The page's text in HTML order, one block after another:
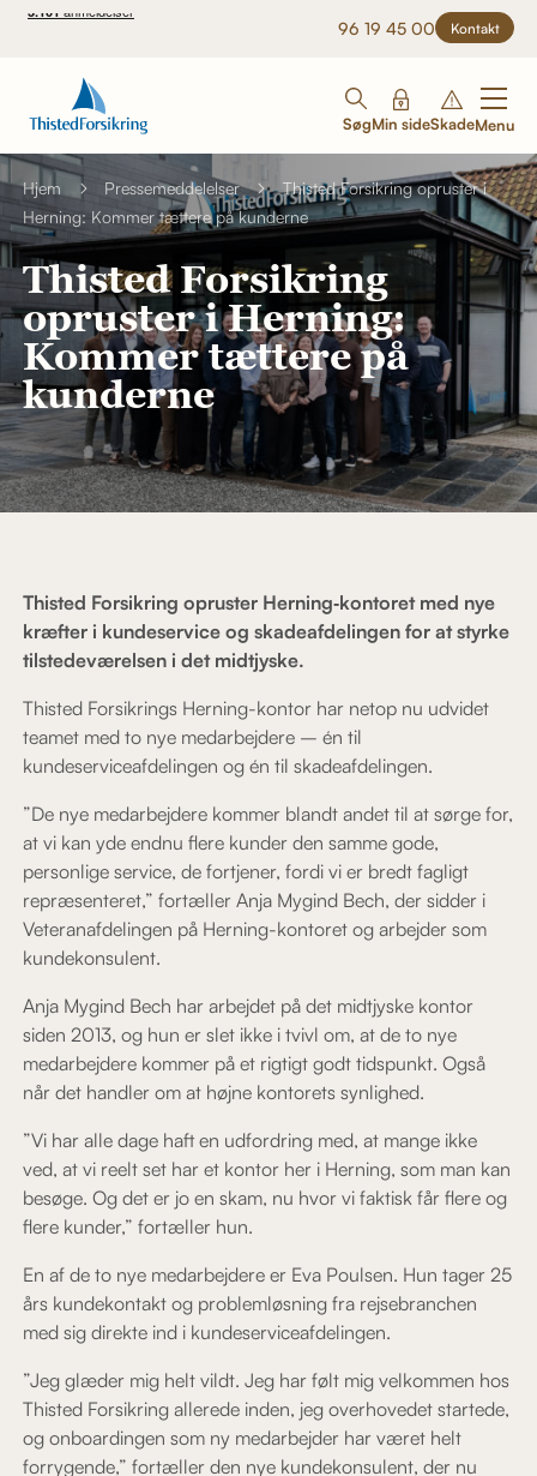
96 19 45 00 Kontakt
SøgMin sideSkadeMenu
Hjem Pressemeddelelser
Thisted Forsikring opruster i
Herning: Kommer tættere på kunderne
Thisted Forsikring
opruster i Herning:
Kommer tættere på
kunderne
Thisted Forsikring opruster Herning‑kontoret med nye
kræfter i kundeservice og skadeafdelingen for at styrke
tilstedeværelsen i det midtjyske.
Thisted Forsikrings Herning-kontor har netop nu udvidet
teamet med to nye medarbejdere – én til
kundeserviceafdelingen og én til skadeafdelingen.
”De nye medarbejdere kommer blandt andet til at sørge for,
at vi kan yde endnu flere kunder den samme gode,
personlige service, de fortjener, fordi vi er bredt fagligt
repræsenteret,” fortæller Anja Mygind Bech, der sidder i
Veteranafdelingen på Herning-kontoret og arbejder som
kundekonsulent.
Anja Mygind Bech har arbejdet på det midtjyske kontor
siden 2013, og hun er slet ikke i tvivl om, at de to nye
medarbejdere kommer på et rigtigt godt tidspunkt. Også
når det handler om at højne kontorets synlighed.
”Vi har alle dage haft en udfordring med, at mange ikke
ved, at vi reelt set har et kontor her i Herning, som man kan
besøge. Og det er jo en skam, nu hvor vi faktisk får flere og
flere kunder,” fortæller hun.
En af de to nye medarbejdere er Eva Poulsen. Hun tager 25
års kundekontakt og problemløsning fra rejsebranchen
med sig direkte ind i kundeserviceafdelingen.
”Jeg glæder mig helt vildt. Jeg har følt mig velkommen hos
Thisted Forsikring allerede inden, jeg overhovedet startede,
og onboardingen som ny medarbejder har været helt
forrygende,” fortæller den nye kundekonsulent, der nu